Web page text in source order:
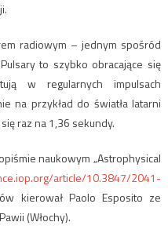
radiowym – jednym spośród
to szybko obracające się
w regularnych impulsach
na przykład do światła latarni
raz na 1,36 sekundy.
naukowym „Astrophysical
article/10.3847/2041-
kierował Paolo Esposito ze
(Włochy).